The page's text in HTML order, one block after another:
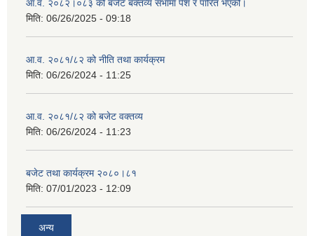
आ‍.व. २०८२।०८३ को बजेट बक्तव्य सभामा पेश र पारित भएको।
मिति: 06/26/2025 - 09:18
आ.व. २०८१/८२ को नीति तथा कार्यक्रम
मिति: 06/26/2024 - 11:25
आ.व. २०८१/८२ को बजेट वक्तव्य
मिति: 06/26/2024 - 11:23
बजेट तथा कार्यक्रम २०८०।८१
मिति: 07/01/2023 - 12:09
अन्य